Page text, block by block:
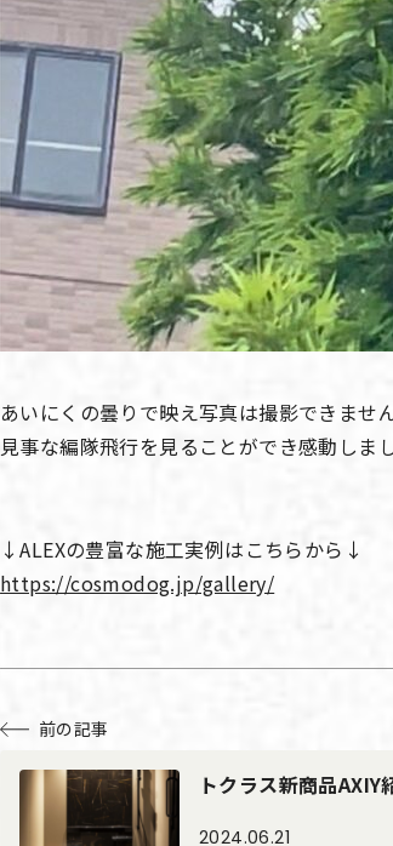
あいにくの曇りで映え写真は撮影できませ
見事な編隊飛行を見ることができ感動しま
↓ALEXの豊富な施工実例はこちらから↓
https://cosmodog.jp/gallery/
前の記事
トクラス新商品AXIY
2024.06.21